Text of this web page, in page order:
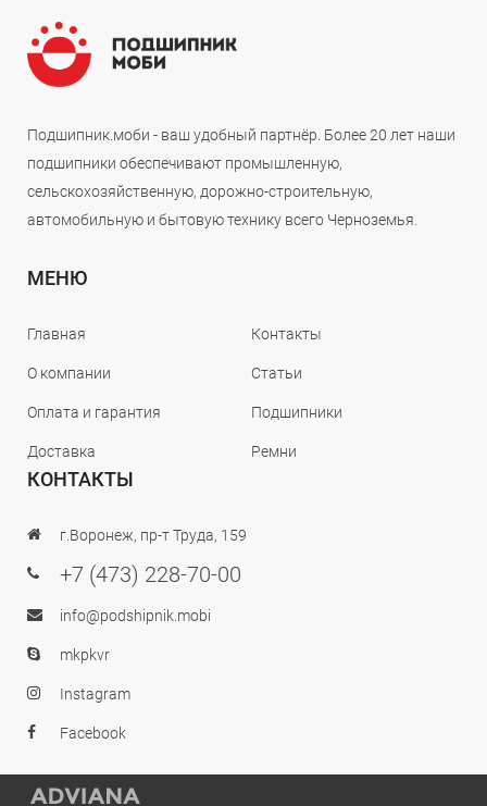
Подшипник.моби - ваш удобный партнёр. Более 20 лет наши
подшипники обеспечивают промышленную,
сельскохозяйственную, дорожно-строительную,
автомобильную и бытовую технику всего Черноземья.
МЕНЮ
Главная
О компании
Оплата и гарантия
Доставка
Контакты
Статьи
Подшипники
Ремни
КОНТАКТЫ
г.Воронеж, пр-т Труда, 159
+7 (473) 228-70-00
info@podshipnik.mobi
mkpkvr
Instagram
Facebook